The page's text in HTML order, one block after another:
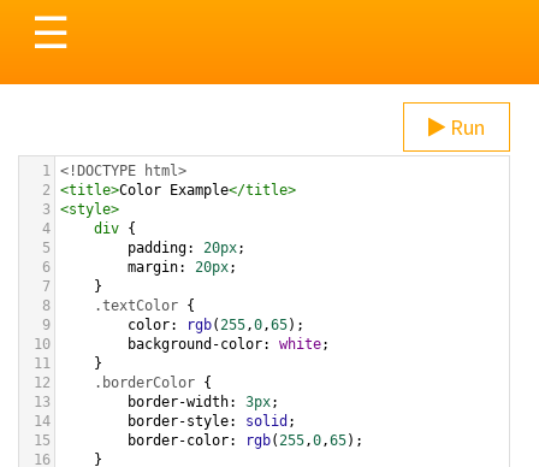
Toggle
navigation
☰
Run
1 <!DOCTYPE html>
2
<title>Color Example</title>
3 <style>
4
div {
5
padding: 20px;
6
margin: 20px;
7
}
8
.textColor {
9
color: rgb(255,0,65);
10
background-color: white;
11
}
12
.borderColor {
13
border-width: 3px;
14
border-style: solid ;
15
border-color: rgb(255,0,65);
16
}